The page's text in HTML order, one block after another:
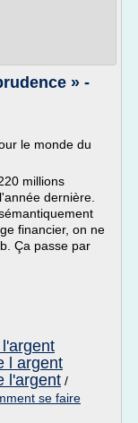
» -
le monde du
millions
dernière.
financier, on ne
Ça passe par
l argent
l'argent /
se faire